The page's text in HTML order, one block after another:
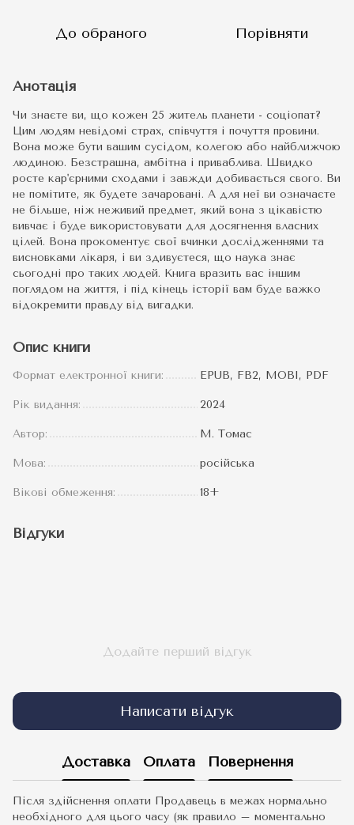
До обраного Порівняти
Анотація
Чи знаєте ви, що кожен 25 житель планети - соціопат?
Цим людям невідомі страх, співчуття і почуття провини.
Вона може бути вашим сусідом, колегою або найближчою
людиною. Безстрашна, амбітна і приваблива. Швидко
росте кар'єрними сходами і завжди добивається свого. Ви
не помітите, як будете зачаровані. А для неї ви означаєте
не більше, ніж неживий предмет, який вона з цікавістю
вивчає і буде використовувати для досягнення власних
цілей. Вона прокоментує свої вчинки дослідженнями та
висновками лікаря, і ви здивуєтеся, що наука знає
сьогодні про таких людей. Книга вразить вас іншим
поглядом на життя, і під кінець історії вам буде важко
відокремити правду від вигадки.
Опис книги
Формат електронної книги: EPUB, FB2, MOBI, PDF
Рік видання: 2024
Автор: М. Томас
Мова: російська
Вікові обмеження: 18+
Відгуки
Додайте перший відгук
Написати відгук
Доставка Оплата Повернення
Після здійснення оплати Продавець в межах нормально
необхідного для цього часу (як правило – моментально